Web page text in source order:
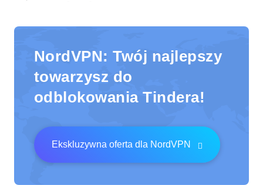
NordVPN: Twój najlepszy
towarzysz do
odblokowania Tindera!
Ekskluzywna oferta dla NordVPN